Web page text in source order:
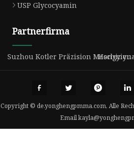
USP Glycocyamin
Partnerfirma
Suzhou Kotler Präzision Maschinen
Copyright © de.yonghengpmma.com, Alle
Email